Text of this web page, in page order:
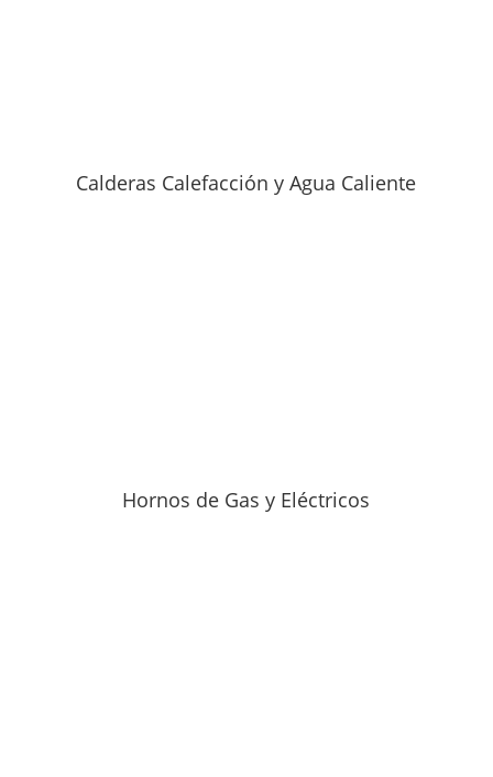
Calderas Calefacción y Agua Caliente
Hornos de Gas y Eléctricos